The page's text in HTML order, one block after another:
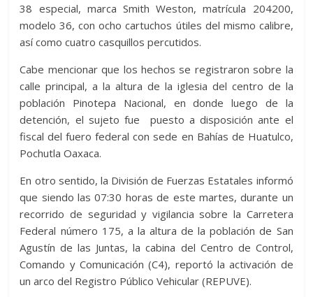
38 especial, marca Smith Weston, matrícula 204200,
modelo 36, con ocho cartuchos útiles del mismo calibre,
así como cuatro casquillos percutidos.
Cabe mencionar que los hechos se registraron sobre la
calle principal, a la altura de la iglesia del centro de la
población Pinotepa Nacional, en donde luego de la
detención, el sujeto fue puesto a disposición ante el
fiscal del fuero federal con sede en Bahías de Huatulco,
Pochutla Oaxaca.
En otro sentido, la División de Fuerzas Estatales informó
que siendo las 07:30 horas de este martes, durante un
recorrido de seguridad y vigilancia sobre la Carretera
Federal número 175, a la altura de la población de San
Agustín de las Juntas, la cabina del Centro de Control,
Comando y Comunicación (C4), reportó la activación de
un arco del Registro Público Vehicular (REPUVE).